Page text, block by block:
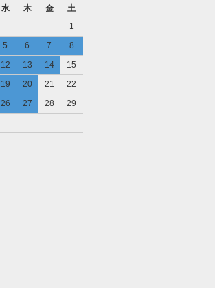
水 木 金
土
1
5 6 7
8
12 13 14
15
19 20 21
22
26 27 28
29